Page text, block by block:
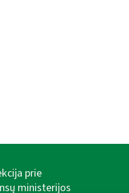
prie
ministerijos